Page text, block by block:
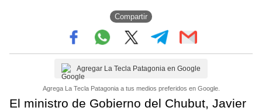
Compartir
Agregar La Tecla Patagonia en Google
Agrega La Tecla Patagonia a tus medios preferidos en Google.
El ministro de Gobierno del Chubut, Javier